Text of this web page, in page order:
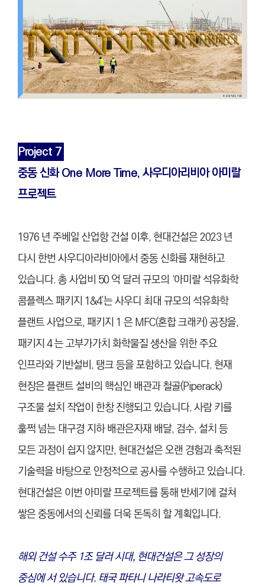
Project 7
중동 신화 One More Time, 사우디아리비아 아미랄
프로젝트
1976 년 주베일 산업항 건설 이후, 현대건설은 2023 년
다시 한번 사우디아라비아에서 중동 신화를 재현하고
있습니다. 총 사업비 50 억 달러 규모의 ‘아미랄 석유화학
콤플렉스 패키지 1&4’는 사우디 최대 규모의 석유화학
플랜트 사업으로, 패키지 1 은 MFC(혼합 크래커) 공장을,
패키지 4 는 고부가가치 화학물질 생산을 위한 주요
인프라와 기반설비, 탱크 등을 포함하고 있습니다. 현재
현장은 플랜트 설비의 핵심인 배관과 철골(Piperack)
구조물 설치 작업이 한창 진행되고 있습니다. 사람 키를
훌쩍 넘는 대구경 지하 배관은자재 배달, 검수, 설치 등
모든 과정이 쉽지 않지만, 현대건설은 오랜 경험과 축적된
기술력을 바탕으로 안정적으로 공사를 수행하고 있습니다.
현대건설은 이번 아미랄 프로젝트를 통해 반세기에 걸쳐
쌓은 중동에서의 신뢰를 더욱 돈독히 할 계획입니다.
해외 건설 수주 1조 달러 시대, 현대건설은 그 성장의
중심에 서 있습니다. 태국 파타니 나라티왓 고속도로